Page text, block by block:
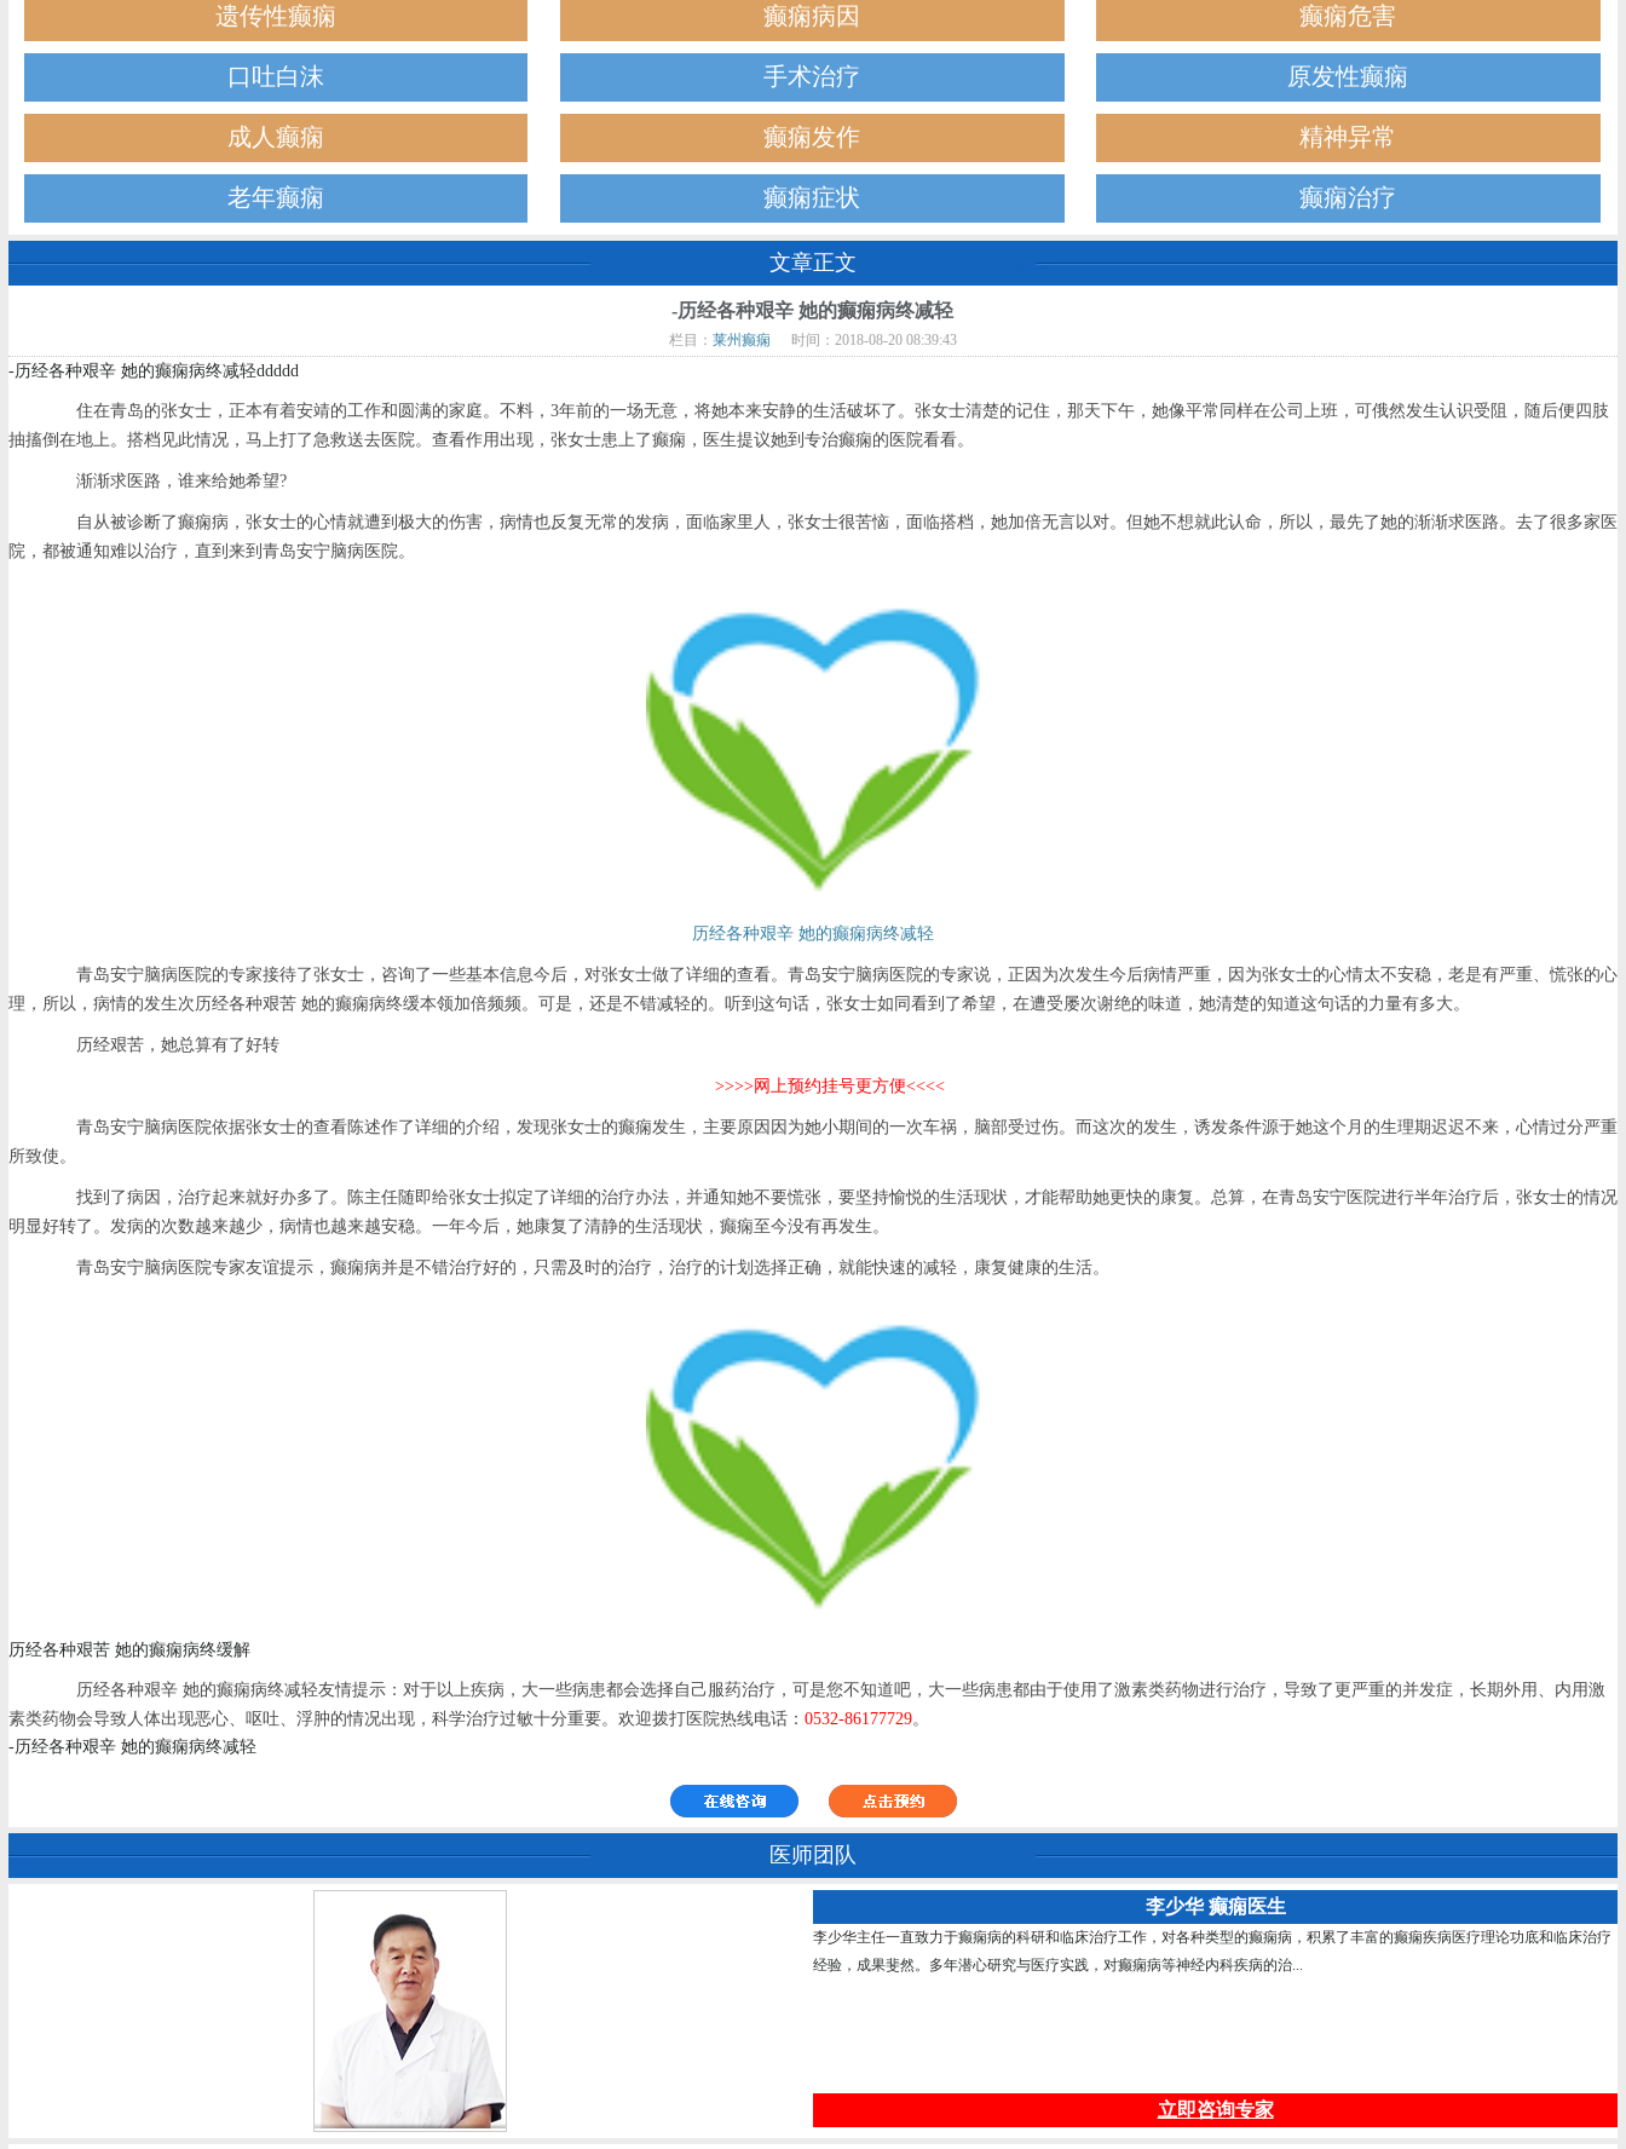
遗传性癫痫 癫痫病因 癫痫危害
口吐白沫 手术治疗 原发性癫痫
成人癫痫 癫痫发作 精神异常
老年癫痫 癫痫症状 癫痫治疗
文章正文
-历经各种艰辛 她的癫痫病终减轻
栏目： 莱州癫痫 时间：2018-08-20 08:39:43
-历经各种艰辛 她的癫痫病终减轻ddddd
住在青岛的张女士，正本有着安靖的工作和圆满的家庭。不料，3年前的一场无意，将她本来安静的生活破坏了。张女士清楚的记住，那天下午，她像平常同样在公司上班，可俄然发生认识受阻，随后便四肢
抽搐倒在地上。搭档见此情况，马上打了急救送去医院。查看作用出现，张女士患上了癫痫，医生提议她到专治癫痫的医院看看。
渐渐求医路，谁来给她希望?
自从被诊断了癫痫病，张女士的心情就遭到极大的伤害，病情也反复无常的发病，面临家里人，张女士很苦恼，面临搭档，她加倍无言以对。但她不想就此认命，所以，最先了她的渐渐求医路。去了很多家医
院，都被通知难以治疗，直到来到青岛安宁脑病医院。
历经各种艰辛 她的癫痫病终减轻
青岛安宁脑病医院的专家接待了张女士，咨询了一些基本信息今后，对张女士做了详细的查看。青岛安宁脑病医院的专家说，正因为次发生今后病情严重，因为张女士的心情太不安稳，老是有严重、慌张的心
理，所以，病情的发生次历经各种艰苦 她的癫痫病终缓本领加倍频频。可是，还是不错减轻的。听到这句话，张女士如同看到了希望，在遭受屡次谢绝的味道，她清楚的知道这句话的力量有多大。
历经艰苦，她总算有了好转
>>>>网上预约挂号更方便<<<<
青岛安宁脑病医院依据张女士的查看陈述作了详细的介绍，发现张女士的癫痫发生，主要原因因为她小期间的一次车祸，脑部受过伤。而这次的发生，诱发条件源于她这个月的生理期迟迟不来，心情过分严重
所致使。
找到了病因，治疗起来就好办多了。陈主任随即给张女士拟定了详细的治疗办法，并通知她不要慌张，要坚持愉悦的生活现状，才能帮助她更快的康复。总算，在青岛安宁医院进行半年治疗后，张女士的情况
明显好转了。发病的次数越来越少，病情也越来越安稳。一年今后，她康复了清静的生活现状，癫痫至今没有再发生。
青岛安宁脑病医院专家友谊提示，癫痫病并是不错治疗好的，只需及时的治疗，治疗的计划选择正确，就能快速的减轻，康复健康的生活。
历经各种艰苦 她的癫痫病终缓解
历经各种艰辛 她的癫痫病终减轻友情提示：对于以上疾病，大一些病患都会选择自己服药治疗，可是您不知道吧，大一些病患都由于使用了激素类药物进行治疗，导致了更严重的并发症，长期外用、内用激
素类药物会导致人体出现恶心、呕吐、浮肿的情况出现，科学治疗过敏十分重要。欢迎拨打医院热线电话： 0532-86177729。
-历经各种艰辛 她的癫痫病终减轻
医师团队
李少华 癫痫医生
李少华主任一直致力于癫痫病的科研和临床治疗工作，对各种类型的癫痫病，积累了丰富的癫痫疾病医疗理论功底和临床治疗
经验，成果斐然。多年潜心研究与医疗实践，对癫痫病等神经内科疾病的治...
立即咨询专家